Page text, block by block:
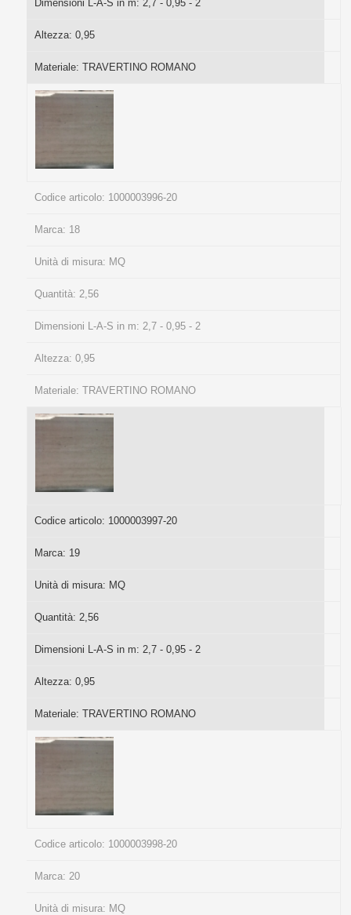
Dimensioni L-A-S in m: 2,7 - 0,95 - 2
Altezza: 0,95
Materiale: TRAVERTINO ROMANO
Codice articolo: 1000003996-20
Marca: 18
Unità di misura: MQ
Quantità: 2,56
Dimensioni L-A-S in m: 2,7 - 0,95 - 2
Altezza: 0,95
Materiale: TRAVERTINO ROMANO
Codice articolo: 1000003997-20
Marca: 19
Unità di misura: MQ
Quantità: 2,56
Dimensioni L-A-S in m: 2,7 - 0,95 - 2
Altezza: 0,95
Materiale: TRAVERTINO ROMANO
Codice articolo: 1000003998-20
Marca: 20
Unità di misura: MQ